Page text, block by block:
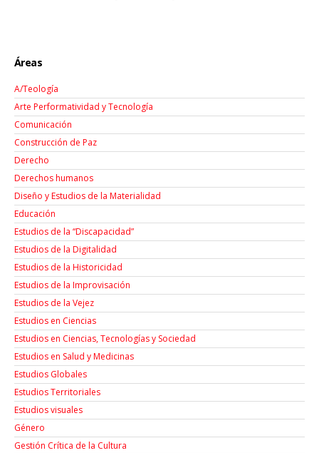
Áreas
A/Teología
Arte Performatividad y Tecnología
Comunicación
Construcción de Paz
Derecho
Derechos humanos
Diseño y Estudios de la Materialidad
Educación
Estudios de la “Discapacidad”
Estudios de la Digitalidad
Estudios de la Historicidad
Estudios de la Improvisación
Estudios de la Vejez
Estudios en Ciencias
Estudios en Ciencias, Tecnologías y Sociedad
Estudios en Salud y Medicinas
Estudios Globales
Estudios Territoriales
Estudios visuales
Género
Gestión Crítica de la Cultura